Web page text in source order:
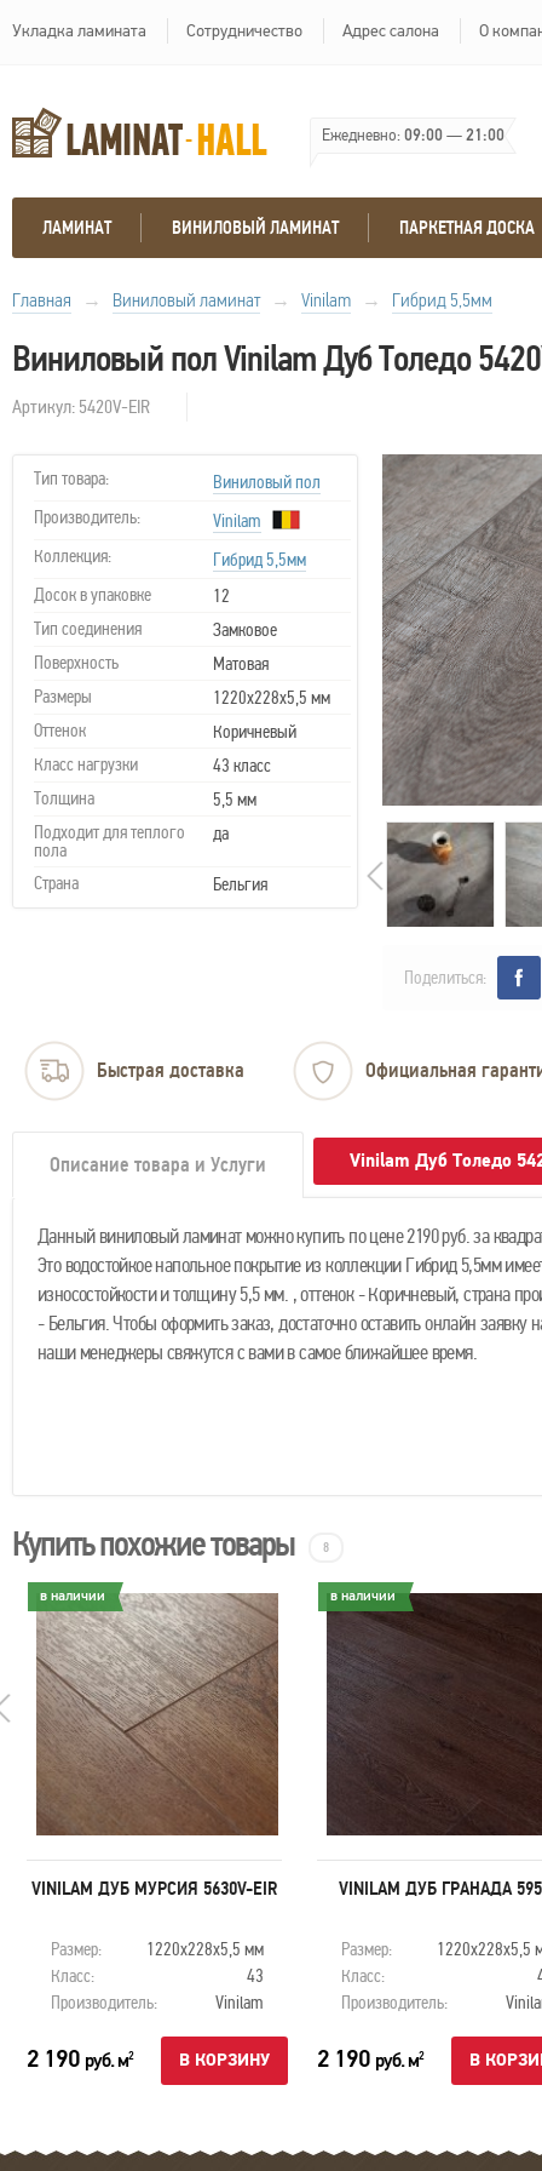
Укладка ламината Сотрудничество Адрес салона О
Ежедневно:09:00—21:00
ЛАМИНАТ ВИНИЛОВЫЙ ЛАМИНАТ ПАРКЕТНАЯ ДОСКА
Главная → Виниловый ламинат → Vinilam → Гибрид 5,5мм
Виниловый пол Vinilam Дуб Толедо
Артикул: 5420V-EIR
Тип товара:
Виниловый пол
Производитель:
Vinilam
Коллекция:
Гибрид 5,5мм
Досок в упаковке
12
Тип соединения
Замковое
Поверхность
Матовая
Размеры
1220х228х5,5 мм
Оттенок
Коричневый
Класс нагрузки
43 класс
Толщина
5,5 мм
Подходит для теплого
пола
да
Страна Бельгия
Поделиться:
Быстрая доставка Официальная
Описание товара и Услуги Vinilam Дуб Толедо
Данный виниловый ламинат можно купить по цене 2190 руб. за
Это водостойкое напольное покрытие из коллекции Гибрид 5,5мм
износостойкости и толщину 5,5 мм. , оттенок - Коричневый, страна
- Бельгия. Чтобы оформить заказ, достаточно оставить онлайн заявку
наши менеджеры свяжутся с вами в самое ближайшее время.
Купить похожие товары 8
в наличии
VINILAM ДУБ МУРСИЯ 5630V-EIR
Размер:
1220х228х5,5 мм
Класс:
43
Производитель:
Vinilam
2 190 руб. м2 В КОРЗИНУ
в наличии
VINILAM ДУБ ГРАНАДА
Размер:
1220х228х5,5
Класс:
Производитель:
2 190 руб. м2 В